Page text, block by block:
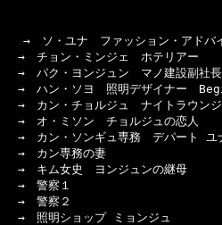
→　ソ・ユナ　ファッション・アドバ
ョン・ミンジェ　ホテリアー
ク・ヨンジュン　マノ建設副社長
ハン・ソヨ　照明デザイナー　
→　カン・チョルジュ　ナイトラウンジ
・ミソン　チョルジュの恋人
カン・ソンギュ専務　デパート ユ
カン専務の妻
ム女史　ヨンジュンの継母
→　警察１
察２
→　照明ショップ ミョンジュ